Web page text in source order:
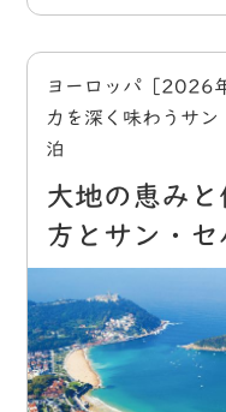
ヨーロッパ［2026
力を深く味わうサ
泊
大地の恵み
方とサン・